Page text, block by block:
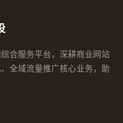
合服务平台，深耕商业网站
全域流量推广核心业务，助